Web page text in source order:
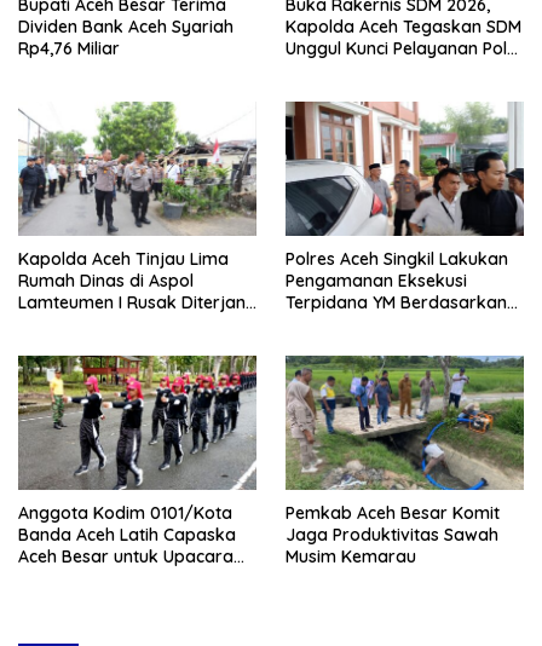
Bupati Aceh Besar Terima
Dividen Bank Aceh Syariah
Rp4,76 Miliar
Buka Rakernis SDM 2026,
Kapolda Aceh Tegaskan SDM
Unggul Kunci Pelayanan Polri
Kapolda Aceh Tinjau Lima
Rumah Dinas di Aspol
Lamteumen I Rusak Diterjang
Polres Aceh Singkil Lakukan
Pengamanan Eksekusi
Terpidana YM Berdasarkan
Anggota Kodim 0101/Kota
Banda Aceh Latih Capaska
Aceh Besar untuk Upacara
Pemkab Aceh Besar Komit
Jaga Produktivitas Sawah
Musim Kemarau